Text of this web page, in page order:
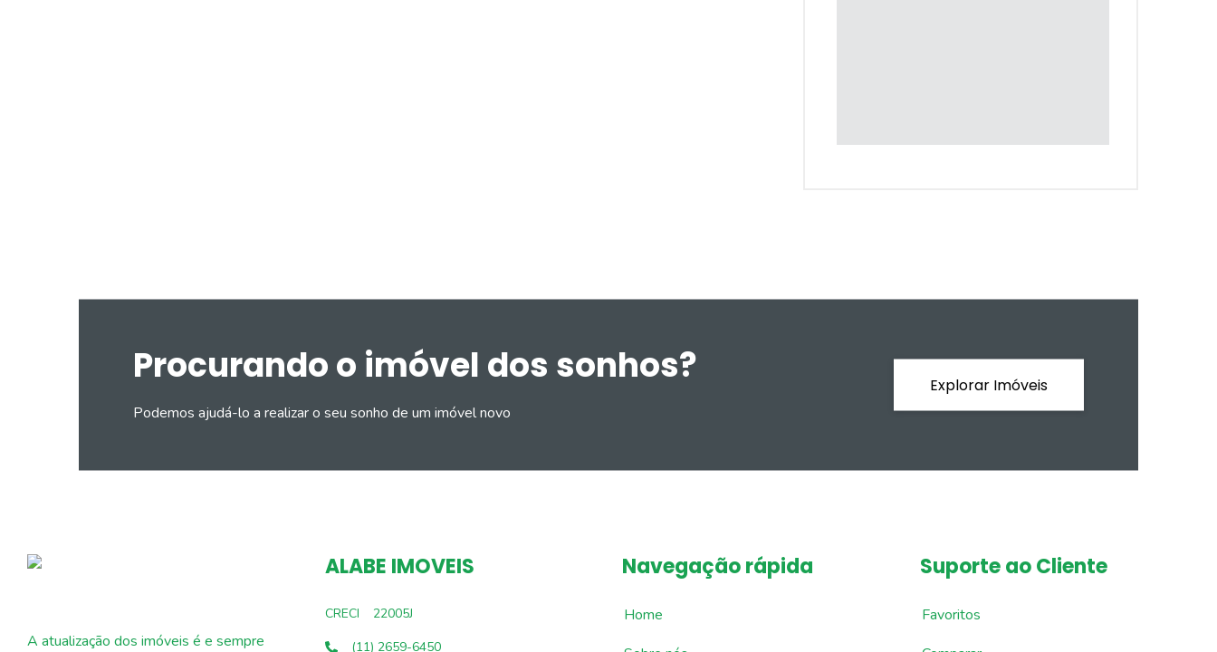
Procurando o imóvel dos sonhos?
Podemos ajudá-lo a realizar o seu sonho de um imóvel novo
Explorar Imóveis
A atualização dos imóveis é e sempre
ALABE IMOVEIS
CRECI
22005J
(11) 2659-6450
Navegação rápida
Home
Suporte ao Cliente
Favoritos